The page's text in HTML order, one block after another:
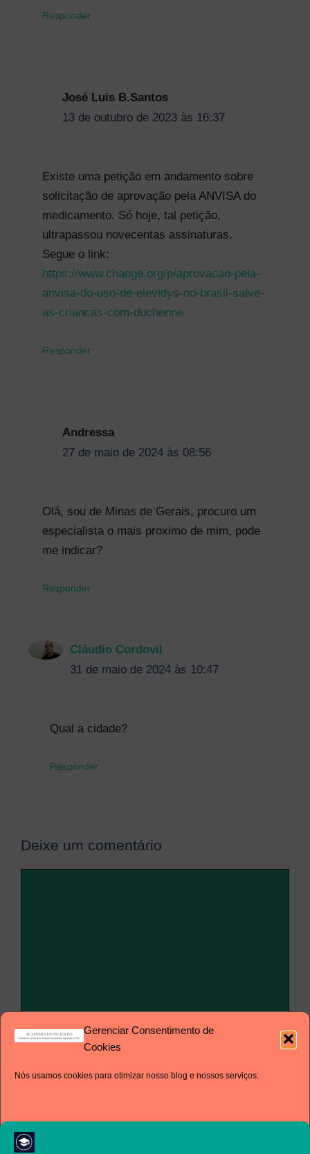
Gerenciar Consentimento de
Cookies
Nós usamos cookies para otimizar nosso blog e nossos serviços.
Responder
José Luis B.Santos
13 de outubro de 2023 às 16:37
Existe uma petição em andamento sobre
solicitação de aprovação pela ANVISA do
medicamento. Só hoje, tal petição,
ultrapassou novecentas assinaturas.
Segue o link:
https://www.change.org/p/aprovacao-pela-
anvisa-do-uso-de-elevidys-no-brasil-salve-
as-criancas-com-duchenne
Responder
Andressa
27 de maio de 2024 às 08:56
Olá, sou de Minas de Gerais, procuro um
especialista o mais proximo de mim, pode
me indicar?
Responder
Cláudio Cordovil
31 de maio de 2024 às 10:47
Qual a cidade?
Responder
Deixe um comentário
Nome
Site